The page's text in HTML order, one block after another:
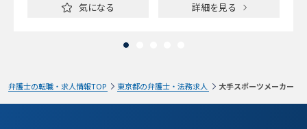
気になる 詳細を見る
弁護士の転職・求人情報TOP 東京都の弁護士・法務求人 大手スポーツメーカー